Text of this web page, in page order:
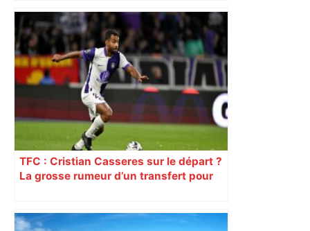
Météo. La météo du samedi 3 janvier
2026 à Toulouse et ses environs –
Ouest-France
TFC : Cristian Casseres sur le départ ?
La grosse rumeur d’un transfert pour